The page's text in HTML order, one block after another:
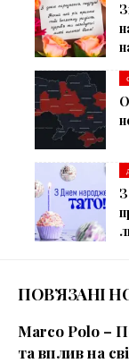
ПОВ’ЯЗАНІ
Marco Polo –
та вплив на